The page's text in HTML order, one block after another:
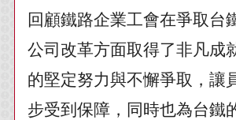
回顧鐵路企業工會在爭取台
公司改革方面取得了非凡成
的堅定努力與不懈爭取，讓
步受到保障，同時也為台鐵